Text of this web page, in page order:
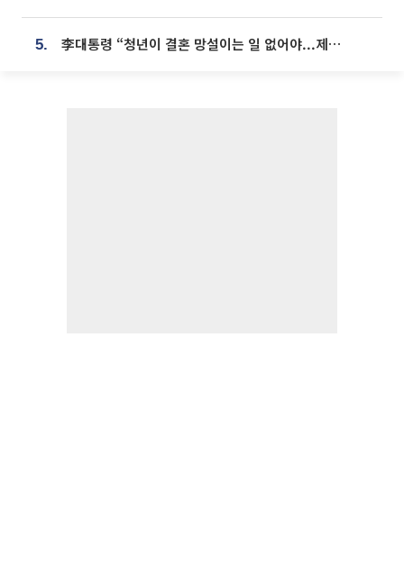
5. 李대통령 “청년이 결혼 망설이는 일 없어야...제도상 불이익 조사”